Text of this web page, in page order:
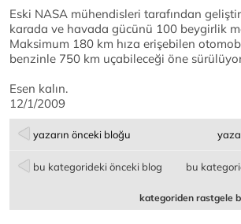
Eski NASA mühendisleri tarafından
karada ve havada gücünü 100 beygirlik
Maksimum 180 km hıza erişebilen
benzinle 750 km uçabileceği öne
Esen kalın.
12/1/2009
yazarın önceki bloğu
bu kategorideki önceki blog bu
kategoriden rastgele